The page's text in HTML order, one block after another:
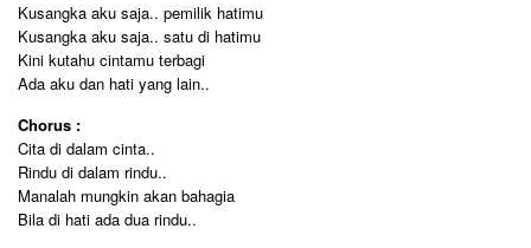
Kusangka aku saja.. pemilik hatimu
Kusangka aku saja.. satu di hatimu
Kini kutahu cintamu terbagi
Ada aku dan hati yang lain..
Chorus :
Cita di dalam cinta..
Rindu di dalam rindu..
Manalah mungkin akan bahagia
Bila di hati ada dua rindu..